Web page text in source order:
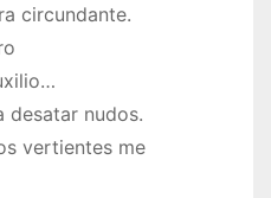
circundante.
desatar nudos.
vertientes me